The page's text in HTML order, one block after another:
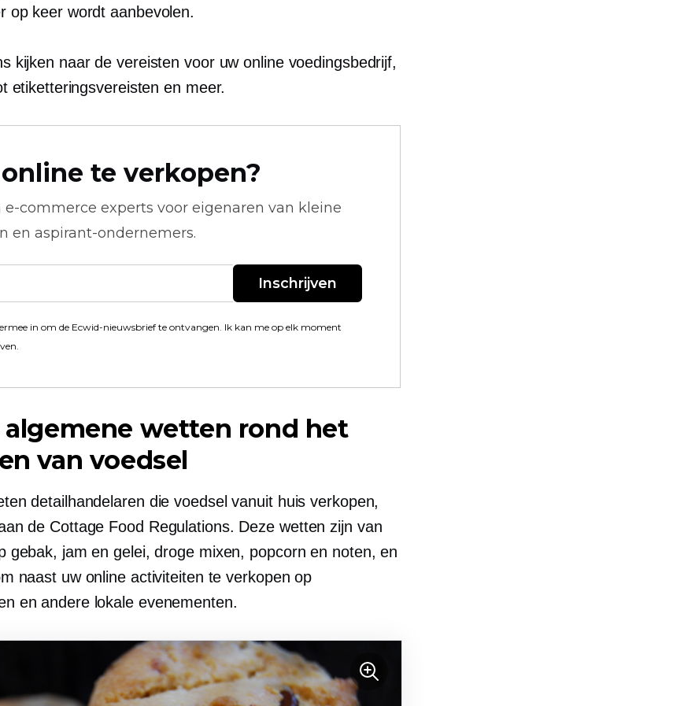
op keer wordt aanbevolen.
kijken naar de vereisten voor uw online voedingsbedrijf,
etiketteringsvereisten en meer.
te verkopen?
e-commerce experts voor eigenaren van kleine
en aspirant-ondernemers.
Inschrijven
in om de Ecwid-nieuwsbrief te ontvangen. Ik kan me op elk moment
algemene wetten rond het
van voedsel
detailhandelaren die voedsel vanuit huis verkopen,
de Cottage Food Regulations. Deze wetten zijn van
gebak, jam en gelei, droge mixen, popcorn en noten, en
naast uw online activiteiten te verkopen op
en andere lokale evenementen.